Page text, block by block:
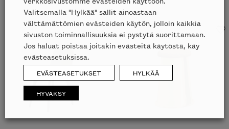
Valitsemalla "Hylkää" sallit ainoastaan
välttämättömien evästeiden käytön, jolloin kaikkia
sivuston toiminnallisuuksia ei pystytä suorittamaan.
Jos haluat poistaa joitakin evästeitä käytöstä, käy
evästeasetuksissa.
EVÄSTEASETUKSET HYLKÄÄ
HYVÄKSY